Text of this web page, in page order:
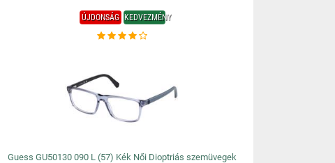
ÚJDONSÁG KEDVEZMÉNY
Guess GU50130 090 L (57) Kék Női Dioptriás szemüvegek